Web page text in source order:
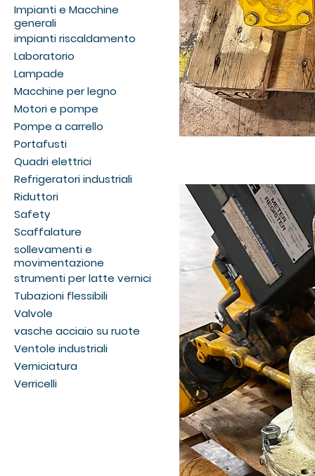
Impianti e Macchine
generali
impianti riscaldamento
Laboratorio
Lampade
Macchine per legno
Motori e pompe
Pompe a carrello
Portafusti
Quadri elettrici
Refrigeratori industriali
Riduttori
Safety
Scaffalature
sollevamenti e
movimentazione
strumenti per latte vernici
Tubazioni flessibili
Valvole
vasche acciaio su ruote
Ventole industriali
Verniciatura
Verricelli